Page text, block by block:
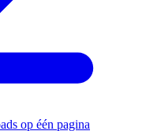
op één pagina